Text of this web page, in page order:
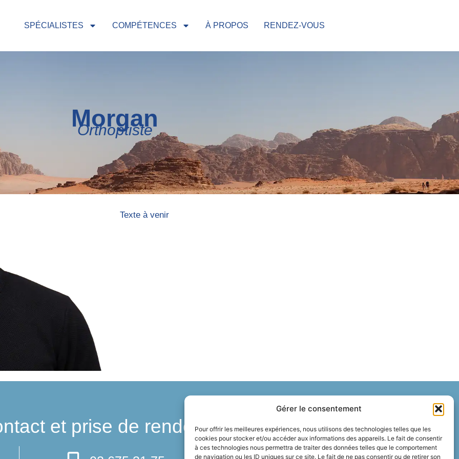
Gérer le consentement
Pour offrir les meilleures expériences, nous utilisons des technologies telles que les
cookies pour stocker et/ou accéder aux informations des appareils. Le fait de consentir
à ces technologies nous permettra de traiter des données telles que le comportement
de navigation ou les ID uniques sur ce site. Le fait de ne pas consentir ou de retirer son
SPÉCIALISTES COMPÉTENCES À PROPOS RENDEZ-VOUS
Morgan
Orthoptiste
Texte à venir
et prise de rendez-vous